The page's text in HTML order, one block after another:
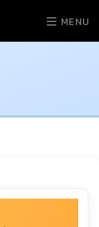
MENU